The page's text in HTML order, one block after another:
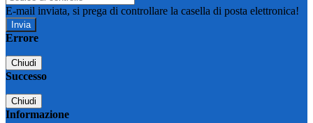
E-mail inviata, si prega di controllare la casella di posta elettronica!
Errore
Chiudi
Successo
Chiudi
Informazione